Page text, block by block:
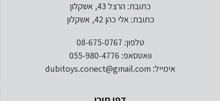
כתובת: הרצל 43, אשקלון
כתובת: אלי כהן 42, אשקלון
טלפון: 08-675-0767
וואטסאפ: 055-980-4776
אימייל: dubitoys.conect@gmail.com